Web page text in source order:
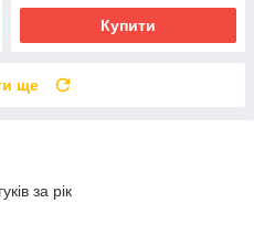
Купити
ще
за рік